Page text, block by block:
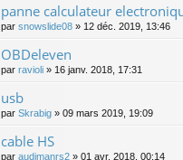
panne calculateur
par snowslide08 » 12 déc. 2019, 13:46
OBDeleven
par ravioli » 16 janv. 2018, 17:31
usb
par Skrabig » 09 mars 2019, 19:09
cable HS
par audimanrs2 » 01 avr. 2018, 00:14